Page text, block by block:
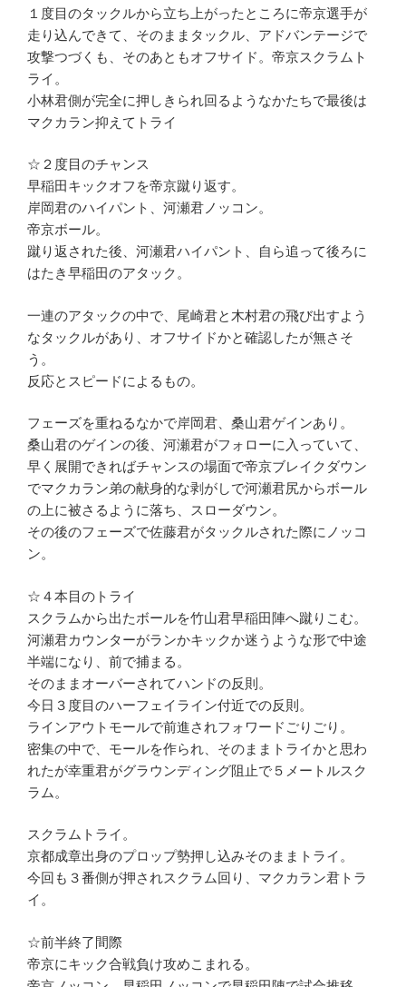
１度目のタックルから立ち上がったところに帝京選手が
走り込んできて、そのままタックル、アドバンテージで
攻撃つづくも、そのあともオフサイド。帝京スクラムト
ライ。
小林君側が完全に押しきられ回るようなかたちで最後は
マクカラン抑えてトライ
☆２度目のチャンス
早稲田キックオフを帝京蹴り返す。
岸岡君のハイパント、河瀬君ノッコン。
帝京ボール。
蹴り返された後、河瀬君ハイパント、自ら追って後ろに
はたき早稲田のアタック。
一連のアタックの中で、尾崎君と木村君の飛び出すよう
なタックルがあり、オフサイドかと確認したが無さそ
う。
反応とスピードによるもの。
フェーズを重ねるなかで岸岡君、桑山君ゲインあり。
桑山君のゲインの後、河瀬君がフォローに入っていて、
早く展開できればチャンスの場面で帝京ブレイクダウン
でマクカラン弟の献身的な剥がしで河瀬君尻からボール
の上に被さるように落ち、スローダウン。
その後のフェーズで佐藤君がタックルされた際にノッコ
ン。
☆４本目のトライ
スクラムから出たボールを竹山君早稲田陣へ蹴りこむ。
河瀬君カウンターがランかキックか迷うような形で中途
半端になり、前で捕まる。
そのままオーバーされてハンドの反則。
今日３度目のハーフェイライン付近での反則。
ラインアウトモールで前進されフォワードごりごり。
密集の中で、モールを作られ、そのままトライかと思わ
れたが幸重君がグラウンディング阻止で５メートルスク
ラム。
スクラムトライ。
京都成章出身のプロップ勢押し込みそのままトライ。
今回も３番側が押されスクラム回り、マクカラン君トラ
イ。
☆前半終了間際
帝京にキック合戦負け攻めこまれる。